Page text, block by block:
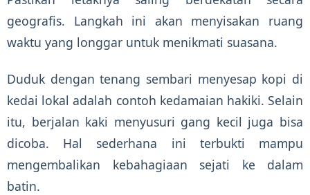
geografis. Langkah ini akan menyisakan ruang
waktu yang longgar untuk menikmati suasana.
Duduk dengan tenang sembari menyesap kopi di
kedai lokal adalah contoh kedamaian hakiki. Selain
itu, berjalan kaki menyusuri gang kecil juga bisa
dicoba. Hal sederhana ini terbukti mampu
mengembalikan kebahagiaan sejati ke dalam
batin.